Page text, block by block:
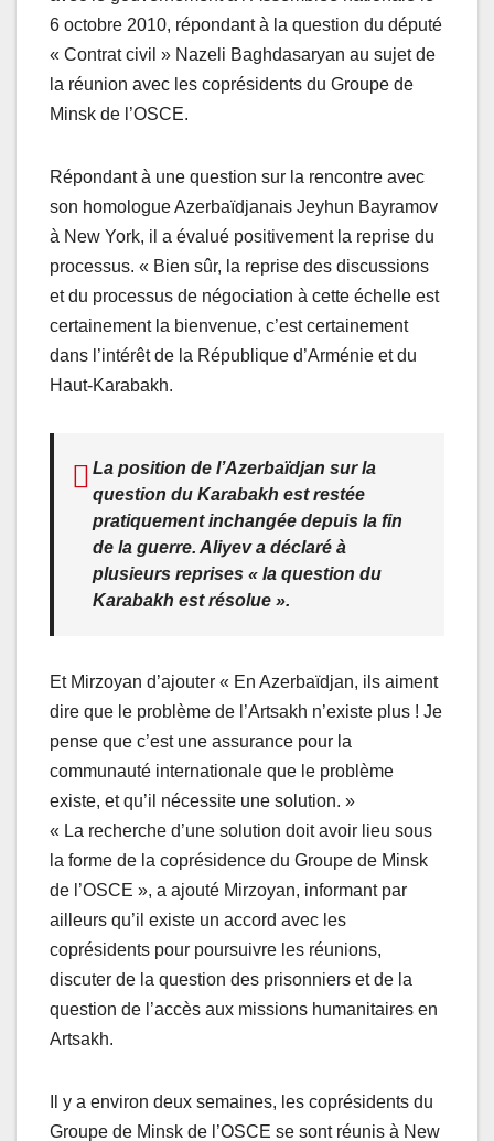
6 octobre 2010, répondant à la question du député
« Contrat civil » Nazeli Baghdasaryan au sujet de
la réunion avec les coprésidents du Groupe de
Minsk de l’OSCE.
Répondant à une question sur la rencontre avec
son homologue Azerbaïdjanais Jeyhun Bayramov
à New York, il a évalué positivement la reprise du
processus. « Bien sûr, la reprise des discussions
et du processus de négociation à cette échelle est
certainement la bienvenue, c’est certainement
dans l’intérêt de la République d’Arménie et du
Haut-Karabakh.
La position de l’Azerbaïdjan sur la
question du Karabakh est restée
pratiquement inchangée depuis la fin
de la guerre. Aliyev a déclaré à
plusieurs reprises « la question du
Karabakh est résolue ».
Et Mirzoyan d’ajouter « En Azerbaïdjan, ils aiment
dire que le problème de l’Artsakh n’existe plus ! Je
pense que c’est une assurance pour la
communauté internationale que le problème
existe, et qu’il nécessite une solution. »
« La recherche d’une solution doit avoir lieu sous
la forme de la coprésidence du Groupe de Minsk
de l’OSCE », a ajouté Mirzoyan, informant par
ailleurs qu’il existe un accord avec les
coprésidents pour poursuivre les réunions,
discuter de la question des prisonniers et de la
question de l’accès aux missions humanitaires en
Artsakh.
Il y a environ deux semaines, les coprésidents du
Groupe de Minsk de l’OSCE se sont réunis à New